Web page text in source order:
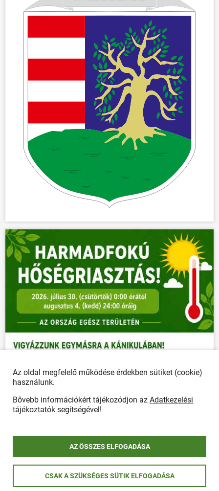
Az oldal megfelelő működése érdekben sütiket (cookie)
használunk.
Bővebb információkért tájékozódjon azAdatkezelési
tájékoztatók segítségével!
AZ ÖSSZES ELFOGADÁSA
CSAK A SZÜKSÉGES SÜTIK ELFOGADÁSA